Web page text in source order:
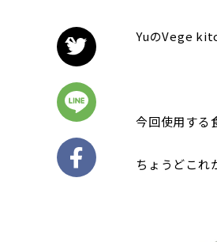
YuのVege
今回使用する
ちょうどこれ